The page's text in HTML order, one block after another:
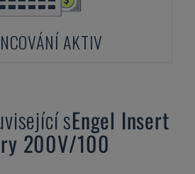
AKTIV
sEngel Insert
200V/100